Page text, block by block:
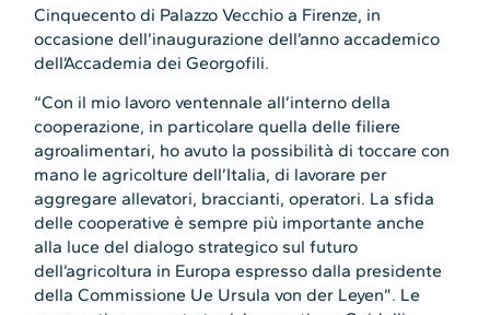
Cinquecento di Palazzo Vecchio a Firenze, in
occasione dell’inaugurazione dell’anno accademico
dell’Accademia dei Georgofili.
“Con il mio lavoro ventennale all’interno della
cooperazione, in particolare quella delle filiere
agroalimentari, ho avuto la possibilità di toccare con
mano le agricolture dell’Italia, di lavorare per
aggregare allevatori, braccianti, operatori. La sfida
delle cooperative è sempre più importante anche
alla luce del dialogo strategico sul futuro
dell’agricoltura in Europa espresso dalla presidente
della Commissione Ue Ursula von der Leyen”. Le